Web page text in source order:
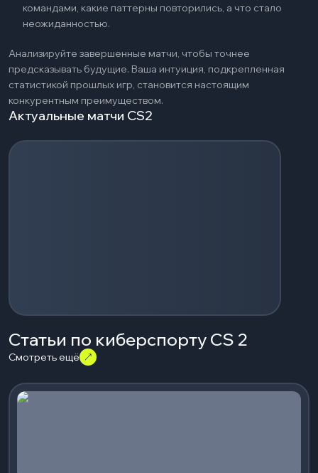
командами, какие паттерны повторились, а что стало
неожиданностью.
Анализируйте завершенные матчи, чтобы точнее
предсказывать будущие. Ваша интуиция, подкрепленная
статистикой прошлых игр, становится настоящим
конкурентным преимуществом.
Актуальные матчи CS2
Загрузка событий...
Статьи по киберспорту CS 2
Смотреть ещё